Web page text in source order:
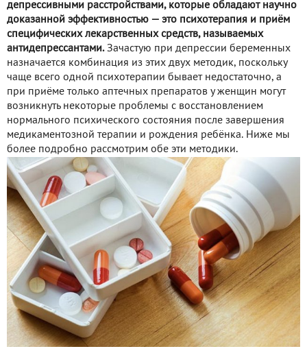
депрессивными расстройствами, которые обладают научно
доказанной эффективностью — это психотерапия и приём
специфических лекарственных средств, называемых
антидепрессантами.Зачастую при депрессии беременных
назначается комбинация из этих двух методик, поскольку
чаще всего одной психотерапии бывает недостаточно, а
при приёме только аптечных препаратов у женщин могут
возникнуть некоторые проблемы с восстановлением
нормального психического состояния после завершения
медикаментозной терапии и рождения ребёнка. Ниже мы
более подробно рассмотрим обе эти методики.